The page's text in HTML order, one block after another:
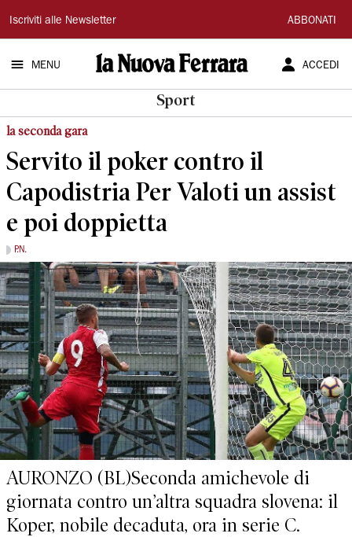
La
Nuova
Ferrara
Iscriviti alle Newsletter ABBONATI
MENU ACCEDI
Sport
la seconda gara
Servito il poker contro il
Capodistria Per Valoti un assist
e poi doppietta
P.N.
AURONZO (BL)Seconda amichevole di
giornata contro un’altra squadra slovena: il
Koper, nobile decaduta, ora in serie C.